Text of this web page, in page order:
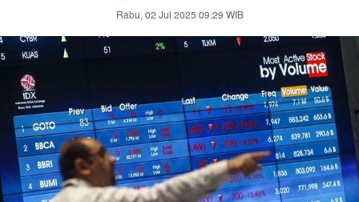
Rabu, 02 Jul 2025 09:29 WIB